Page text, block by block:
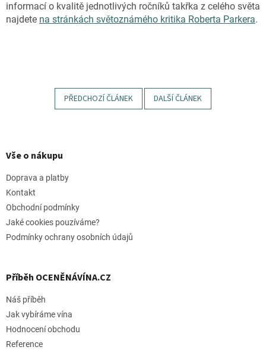
informací o kvalitě jednotlivých ročníků takřka z celého světa
najdete na stránkách světoznámého kritika Roberta Parkera.
PŘEDCHOZÍ ČLÁNEK DALŠÍ ČLÁNEK
pVše o nákupu
Doprava a platby
Kontakt
Obchodní podmínky
Jaké cookies pouzíváme?
Podmínky ochrany osobních údajů
Příběh OCENĚNÁVÍNA.CZ
Náš příběh
Jak vybíráme vína
Hodnocení obchodu
Reference